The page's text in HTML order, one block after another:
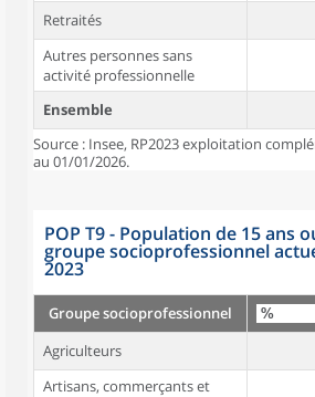
Retraités
Autres personnes sans
activité professionnelle
Ensemble
Source : Insee, RP2023 exploitation
au 01/01/2026.
POP T9 - Population de 15 ans
groupe socioprofessionnel
2023
Groupe socioprofessionnel
Agriculteurs
Artisans, commerçants et